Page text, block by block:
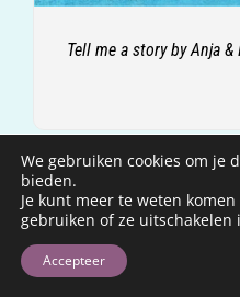
Tell me a story by Anja
We gebruiken cookies om je
bieden.
Je kunt meer te weten
gebruiken of ze uitschakelen
Accepteer